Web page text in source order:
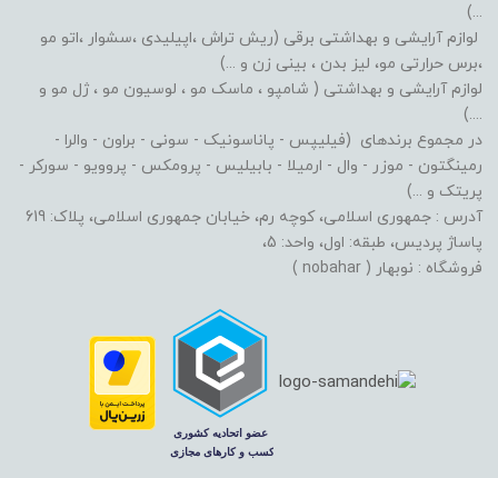
...)
لوازم آرایشی و بهداشتی برقی (ریش تراش ،اپیلیدی ،سشوار ،اتو مو
،برس حرارتی مو، لیز بدن ، بینی زن و ...)
لوازم آرایشی و بهداشتی ( شامپو ، ماسک مو ، لوسیون مو ، ژل مو و
....)
در مجموع برندهای (فیلیپس - پاناسونیک - سونی - براون - والرا -
رمینگتون - موزر - وال - ارمیلا - بابیلیس - پرومکس - پروویو - سورکر -
پریتک و ...)
آدرس : جمهوری اسلامی، کوچه رم، خیابان جمهوری اسلامی، پلاک: 619
پاساژ پردیس، طبقه: اول، واحد: 5،
فروشگاه : نوبهار ( nobahar )